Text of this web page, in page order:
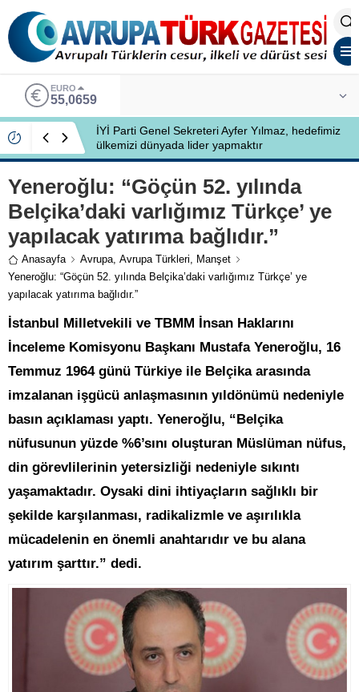
EURO
55,0659
İYİ Parti Genel Sekreteri Ayfer Yılmaz, hedefimiz
ülkemizi dünyada lider yapmaktır
Yeneroğlu: “Göçün 52. yılında
Belçika’daki varlığımız Türkçe’ ye
yapılacak yatırıma bağlıdır.”
Anasayfa Avrupa, Avrupa Türkleri, Manşet
Yeneroğlu: “Göçün 52. yılında Belçika’daki varlığımız Türkçe’ ye
yapılacak yatırıma bağlıdır.”
İstanbul Milletvekili ve TBMM İnsan Haklarını
İnceleme Komisyonu Başkanı Mustafa Yeneroğlu, 16
Temmuz 1964 günü Türkiye ile Belçika arasında
imzalanan işgücü anlaşmasının yıldönümü nedeniyle
basın açıklaması yaptı. Yeneroğlu, “Belçika
nüfusunun yüzde %6’sını oluşturan Müslüman nüfus,
din görevlilerinin yetersizliği nedeniyle sıkıntı
yaşamaktadır. Oysaki dini ihtiyaçların sağlıklı bir
şekilde karşılanması, radikalizmle ve aşırılıkla
mücadelenin en önemli anahtarıdır ve bu alana
yatırım şarttır.” dedi.